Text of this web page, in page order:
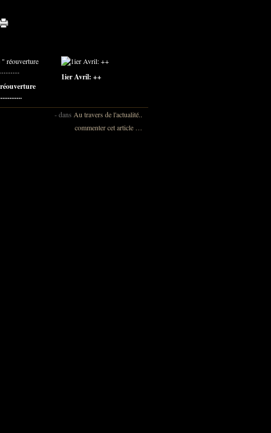
1ier Avril: ++
-dans Au travers de l'actualité..
commenter cet article